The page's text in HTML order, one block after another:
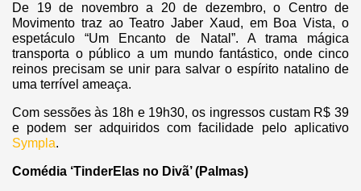
De 19 de novembro a 20 de dezembro, o Centro de
Movimento traz ao Teatro Jaber Xaud, em Boa Vista, o
espetáculo “Um Encanto de Natal”. A trama mágica
transporta o público a um mundo fantástico, onde cinco
reinos precisam se unir para salvar o espírito natalino de
uma terrível ameaça.
Com sessões às 18h e 19h30, os ingressos custam R$ 39
e podem ser adquiridos com facilidade pelo aplicativo
Sympla.
Comédia ‘TinderElas no Divã’ (Palmas)